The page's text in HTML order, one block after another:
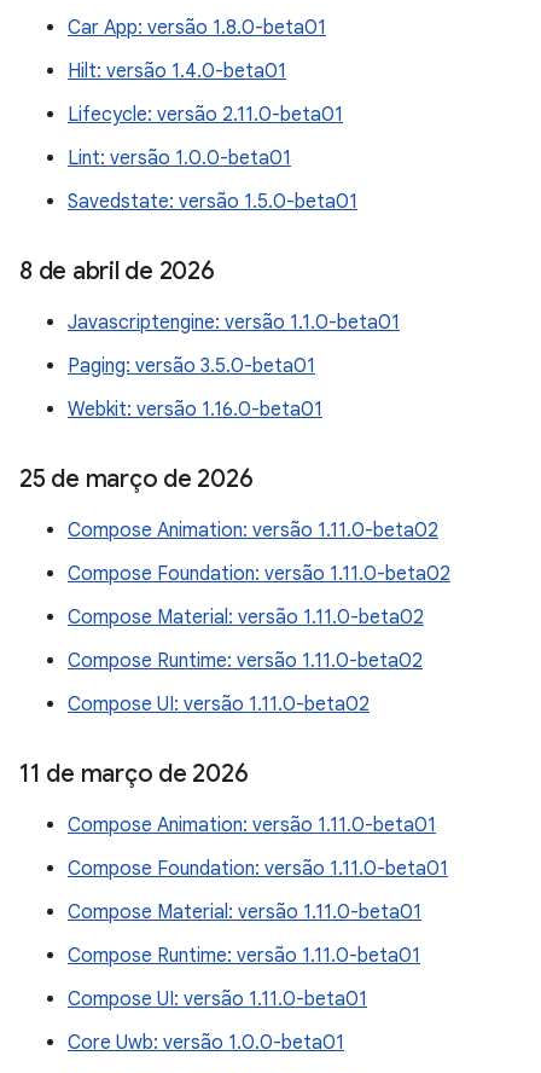
Car App: versão 1.8.0-beta01
Hilt: versão 1.4.0-beta01
Lifecycle: versão 2.11.0-beta01
Lint: versão 1.0.0-beta01
Savedstate: versão 1.5.0-beta01
8 de abril de 2026
Javascriptengine: versão 1.1.0-beta01
Paging: versão 3.5.0-beta01
Webkit: versão 1.16.0-beta01
25 de março de 2026
Compose Animation: versão 1.11.0-beta02
Compose Foundation: versão 1.11.0-beta02
Compose Material: versão 1.11.0-beta02
Compose Runtime: versão 1.11.0-beta02
Compose UI: versão 1.11.0-beta02
11 de março de 2026
Compose Animation: versão 1.11.0-beta01
Compose Foundation: versão 1.11.0-beta01
Compose Material: versão 1.11.0-beta01
Compose Runtime: versão 1.11.0-beta01
Compose UI: versão 1.11.0-beta01
Core Uwb: versão 1.0.0-beta01